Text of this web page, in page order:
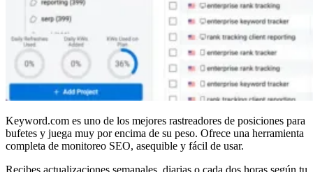
Keyword.com es uno de los mejores rastreadores de posiciones para
bufetes y juega muy por encima de su peso. Ofrece una herramienta
completa de monitoreo SEO, asequible y fácil de usar.